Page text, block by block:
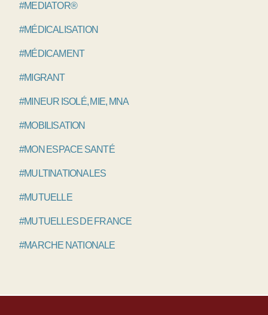
#MEDIATOR®
#MÉDICALISATION
#MÉDICAMENT
#MIGRANT
#MINEUR ISOLÉ, MIE, MNA
#MOBILISATION
#MON ESPACE SANTÉ
#MULTINATIONALES
#MUTUELLE
#MUTUELLES DE FRANCE
#MARCHE NATIONALE